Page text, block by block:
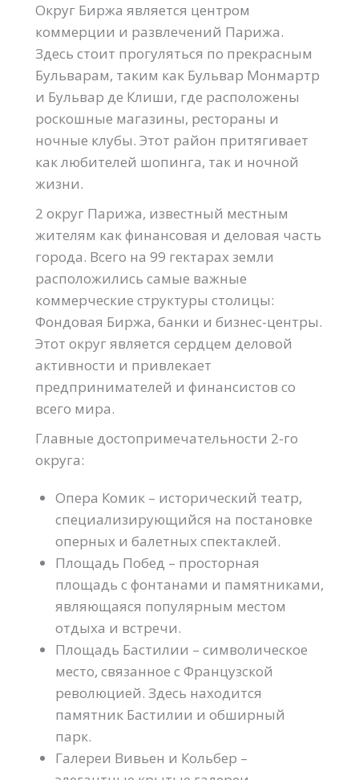
Округ Биржа является центром
коммерции и развлечений Парижа.
Здесь стоит прогуляться по прекрасным
Бульварам, таким как Бульвар Монмартр
и Бульвар де Клиши, где расположены
роскошные магазины, рестораны и
ночные клубы. Этот район притягивает
как любителей шопинга, так и ночной
жизни.
2 округ Парижа, известный местным
жителям как финансовая и деловая часть
города. Всего на 99 гектарах земли
расположились самые важные
коммерческие структуры столицы:
Фондовая Биржа, банки и бизнес-центры.
Этот округ является сердцем деловой
активности и привлекает
предпринимателей и финансистов со
всего мира.
Главные достопримечательности 2-го
округа:
Опера Комик – исторический театр,
специализирующийся на постановке
оперных и балетных спектаклей.
Площадь Побед – просторная
площадь с фонтанами и памятниками,
являющаяся популярным местом
отдыха и встречи.
Площадь Бастилии – символическое
место, связанное с Французской
революцией. Здесь находится
памятник Бастилии и обширный
парк.
Галереи Вивьен и Кольбер –